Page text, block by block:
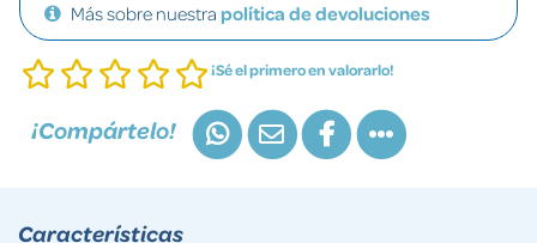
Más sobre nuestra política de devoluciones
¡Sé el primero en valorarlo!
¡Compártelo!
Características